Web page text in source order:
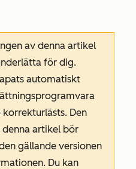
av denna artikel
för dig.
automatiskt
Den
denna artikel bör
gällande versionen
Du kan